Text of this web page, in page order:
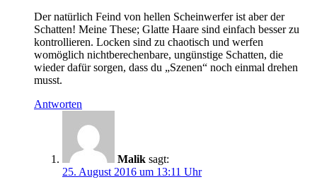
Der natürlich Feind von hellen Scheinwerfer ist aber der
Schatten! Meine These; Glatte Haare sind einfach besser zu
kontrollieren. Locken sind zu chaotisch und werfen
womöglich nichtberechenbare, ungünstige Schatten, die
wieder dafür sorgen, dass du „Szenen“ noch einmal drehen
musst.
Antworten
Malik sagt:
25. August 2016 um 13:11 Uhr